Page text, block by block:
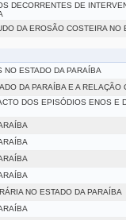
DECORRENTES DE
DA EROSÃO COSTEIRA NO
ESTADO DA PARAÍBA
DA PARAÍBA E A
DOS EPISÓDIOS ENOS E
NO ESTADO DA PARAÍBA